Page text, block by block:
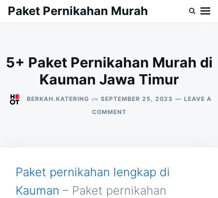
SkipSearch
Paket Pernikahan Murah
5+ Paket Pernikahan Murah di
Kauman Jawa Timur
BERKAH.KATERING on SEPTEMBER 25, 2023
LEAVE A
COMMENTON
KAUMAN
JAWA
TIMUR
Paket pernikahan lengkap di
Kauman – Paket pernikahan